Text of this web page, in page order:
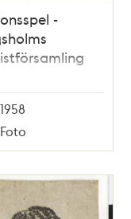
-
1958
Foto